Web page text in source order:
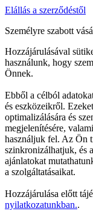
Elállás a szerződéstől
Személyre szabott
Hozzájárulásával
használunk, hogy
Önnek.
Ebből a célból
és eszközeikről.
optimalizálására és
megjelenítésére,
használjuk fel. Az Ön
szinkronizálhatjuk, és
ajánlatokat
a szolgáltatásaikat.
Hozzájárulása előtt
nyilatkozatunkban..